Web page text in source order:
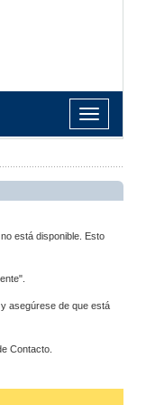
Toggle
navigation
está disponible. Esto
asegúrese de que está
Contacto.